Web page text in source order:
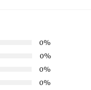
0%
0%
0%
0%